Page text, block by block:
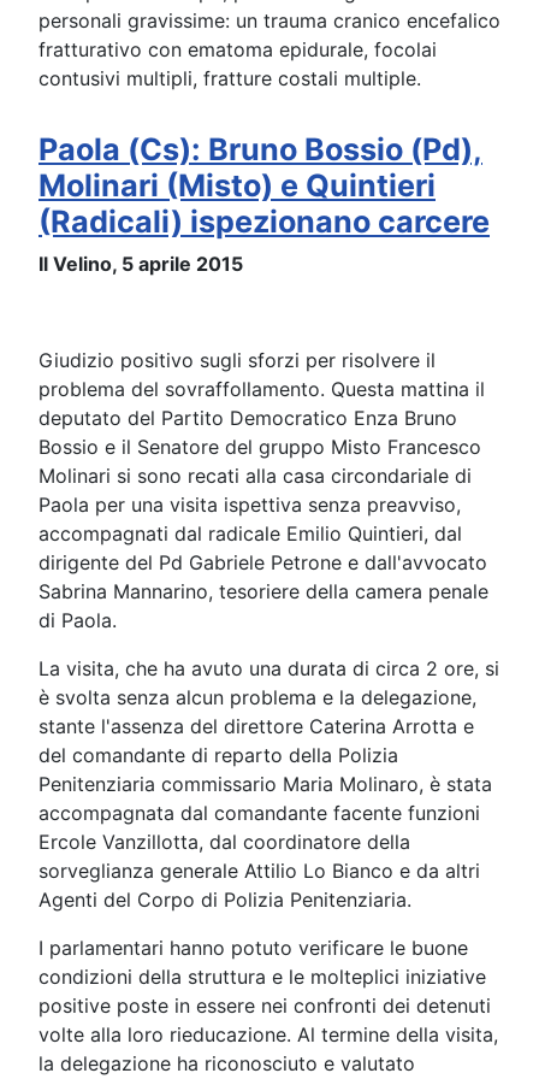
personali gravissime: un trauma cranico encefalico
fratturativo con ematoma epidurale, focolai
contusivi multipli, fratture costali multiple.
Paola (Cs): Bruno Bossio (Pd),
Molinari (Misto) e Quintieri
(Radicali) ispezionano carcere
Il Velino, 5 aprile 2015
Giudizio positivo sugli sforzi per risolvere il
problema del sovraffollamento. Questa mattina il
deputato del Partito Democratico Enza Bruno
Bossio e il Senatore del gruppo Misto Francesco
Molinari si sono recati alla casa circondariale di
Paola per una visita ispettiva senza preavviso,
accompagnati dal radicale Emilio Quintieri, dal
dirigente del Pd Gabriele Petrone e dall'avvocato
Sabrina Mannarino, tesoriere della camera penale
di Paola.
La visita, che ha avuto una durata di circa 2 ore, si
è svolta senza alcun problema e la delegazione,
stante l'assenza del direttore Caterina Arrotta e
del comandante di reparto della Polizia
Penitenziaria commissario Maria Molinaro, è stata
accompagnata dal comandante facente funzioni
Ercole Vanzillotta, dal coordinatore della
sorveglianza generale Attilio Lo Bianco e da altri
Agenti del Corpo di Polizia Penitenziaria.
I parlamentari hanno potuto verificare le buone
condizioni della struttura e le molteplici iniziative
positive poste in essere nei confronti dei detenuti
volte alla loro rieducazione. Al termine della visita,
la delegazione ha riconosciuto e valutato